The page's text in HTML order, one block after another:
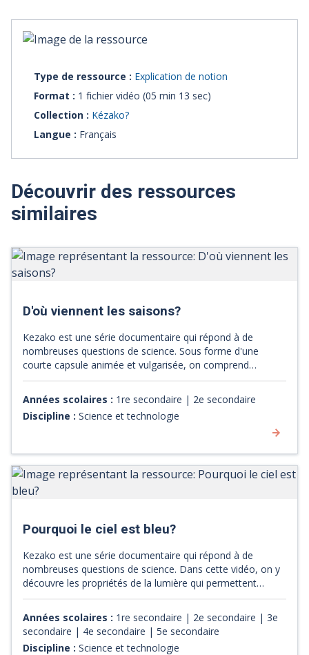
Type de ressource : Explication de notion
Format : 1 fichier vidéo (05 min 13 sec)
Collection : Kézako?
Langue : Français
Découvrir des ressources
similaires
D'où viennent les saisons?
Kezako est une série documentaire qui répond à de
nombreuses questions de science. Sous forme d'une
courte capsule animée et vulgarisée, on comprend
les saisons.
Années scolaires : 1re secondaire | 2e secondaire
Discipline : Science et technologie
Pourquoi le ciel est bleu?
Kezako est une série documentaire qui répond à de
nombreuses questions de science. Dans cette vidéo, on y
découvre les propriétés de la lumière qui permettent
d'une courte capsule animée et vulgarisée, on explique de
quelle façon la lumière du soleil est diffusée dans
l'atmosphère de la Terre.
Années scolaires : 1re secondaire | 2e secondaire | 3e
secondaire | 4e secondaire | 5e secondaire
Discipline : Science et technologie